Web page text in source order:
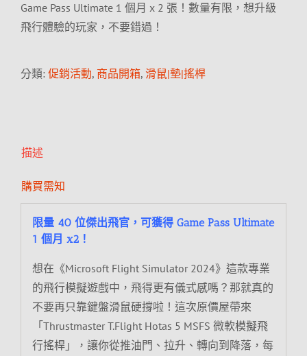
Game Pass Ultimate 1 個月 x 2 張！數量有限，想升級
飛行體驗的玩家，不要錯過！
分類: 促銷活動, 商品開箱, 滑鼠|墊|搖桿
描述
購買需知
限量 40 位傑出飛官，可獲得 Game Pass Ultimate
1 個月 x2！
想在《Microsoft Flight Simulator 2024》這款專業
的飛行模擬遊戲中，飛得更有儀式感嗎？那就真的
不要再只靠鍵盤滑鼠硬撐啦！這次原價屋帶來
「Thrustmaster T.Flight Hotas 5 MSFS 微軟模擬飛
行搖桿」，讓你從推油門、拉升、轉向到降落，每